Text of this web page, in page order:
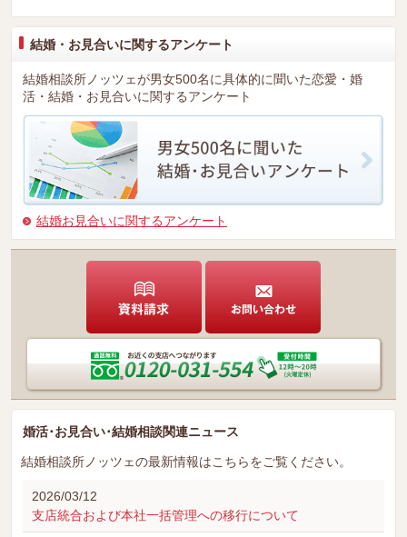
結婚・お見合いに関するアンケート
結婚相談所ノッツェが男女500名に具体的に聞いた恋愛・婚
活・結婚・お見合いに関するアンケート
結婚お見合いに関するアンケート
婚活･お見合い･結婚相談関連ニュース
結婚相談所ノッツェの最新情報はこちらをご覧ください。
2026/03/12
支店統合および本社一括管理への移行について